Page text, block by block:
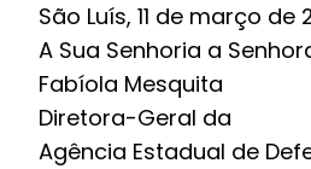
São Luís, 11 de março de
A Sua Senhoria a
Fabíola Mesquita
Diretora-Geral da
Agência Estadual de